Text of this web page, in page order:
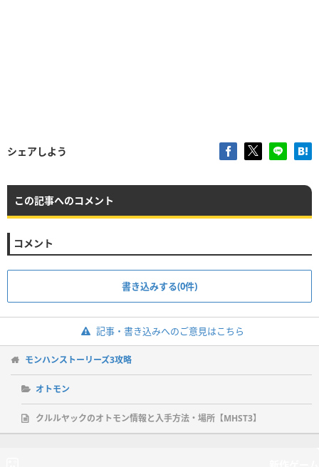
シェアしよう
この記事へのコメント
コメント
書き込みする(0件)
記事・書き込みへのご意見はこちら
モンハンストーリーズ3攻略
オトモン
クルルヤックのオトモン情報と入手方法・場所【MHST3】